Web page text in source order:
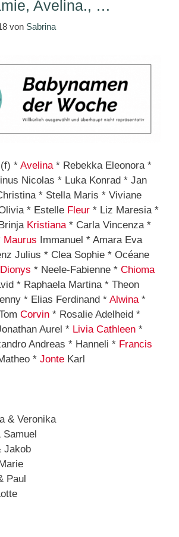
Avelina., …
von Sabrina
* Avelina* Rebekka Eleonora *
Nicolas * Luka Konrad * Jan
* Stella Maris * Viviane
* Estelle Fleur * Liz Maresia *
Kristiana* Carla Vincenza *
Maurus Immanuel * Amara Eva
Julius * Clea Sophie * Océane
Dionys * Neele-Fabienne * Chioma
* Raphaela Martina * Theon
* Elias Ferdinand * Alwina*
Corvin * Rosalie Adelheid *
Aurel * Livia Cathleen *
Andreas * Hanneli * Francis
* Jonte Karl
& Veronika
Samuel
Jakob
Paul